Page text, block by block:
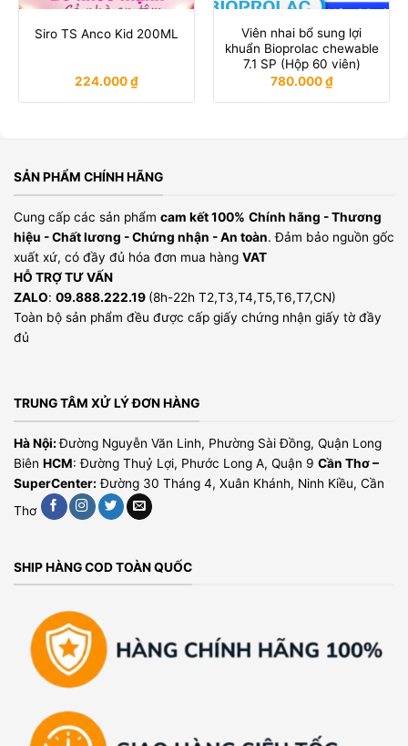
Siro TS Anco Kid 200ML
224.000₫
Viên nhai bổ sung lợi
khuẩn Bioprolac chewable
7.1 SP (Hộp 60 viên)
780.000₫
SẢN PHẨM CHÍNH HÃNG
Cung cấp các sản phẩm cam kết 100% Chính hãng - Thương
hiệu - Chất lương - Chứng nhận - An toàn. Đảm bảo nguồn gốc
xuất xứ, có đầy đủ hóa đơn mua hàng VAT
HỖ TRỢ TƯ VẤN
ZALO: 09.888.222.19 (8h-22h T2,T3,T4,T5,T6,T7,CN)
Toàn bộ sản phẩm đều được cấp giấy chứng nhận giấy tờ đầy
đủ
TRUNG TÂM XỬ LÝ ĐƠN HÀNG
Hà Nội:Đường Nguyễn Văn Linh, Phường Sài Đồng, Quận Long
Biên HCM: Đường Thuỷ Lợi, Phước Long A, Quận 9 Cần Thơ –
SuperCenter: Đường 30 Tháng 4, Xuân Khánh, Ninh Kiều, Cần
Thơ
SHIP HÀNG COD TOÀN QUỐC